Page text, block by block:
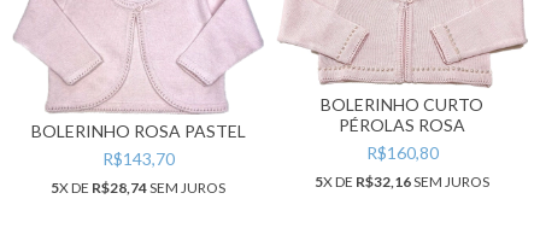
BOLERINHO ROSA PASTEL
R$143,70
5X DE R$28,74SEM JUROS
BOLERINHO CURTO
PÉROLAS ROSA
R$160,80
5X DE R$32,16SEM JUROS